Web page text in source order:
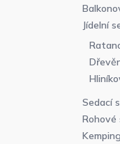
Jídelní
Sedací
Rohové